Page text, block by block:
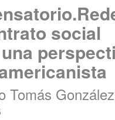
social
Tomás González